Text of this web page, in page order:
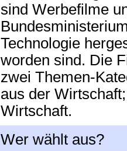
sind Werbefilme
Technologie
worden sind. Die
zwei Themen-
aus der
Wirtschaft.
Wer wählt aus?